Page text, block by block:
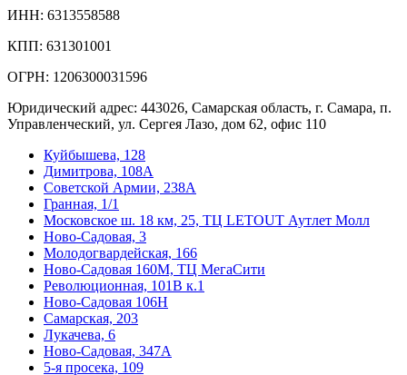
ИНН: 6313558588
КПП: 631301001
ОГРН: 1206300031596
Юридический адрес: 443026, Самарская область, г. Самара, п.
Управленческий, ул. Сергея Лазо, дом 62, офис 110
Куйбышева, 128
Димитрова, 108А
Советской Армии, 238А
Гранная, 1/1
Московское ш. 18 км, 25, ТЦ LETOUT Аутлет Молл
Ново-Садовая, 3
Молодогвардейская, 166
Ново-Садовая 160М, ТЦ МегаСити
Революционная, 101В к.1
Ново-Садовая 106Н
Самарская, 203
Лукачева, 6
Ново-Садовая, 347А
5-я просека, 109